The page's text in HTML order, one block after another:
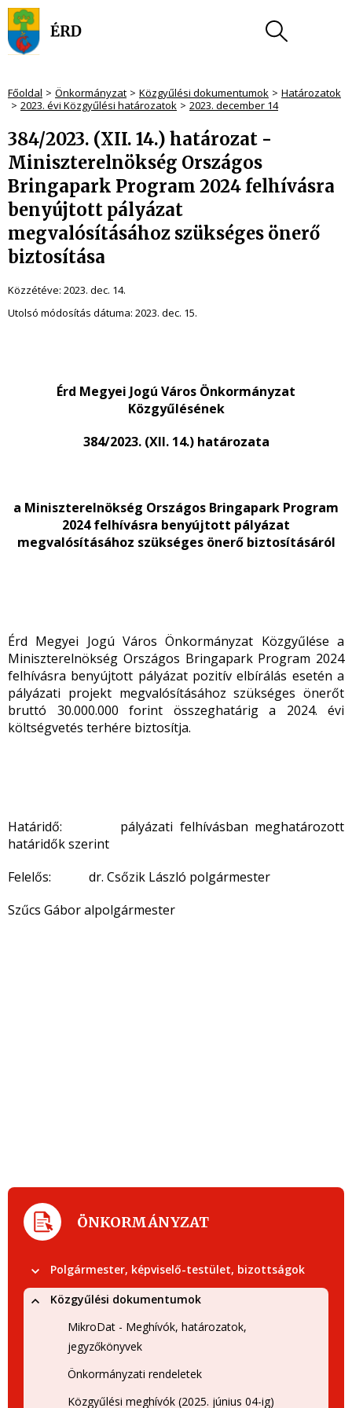
Főoldal Önkormányzat Közgyűlési dokumentumok
Határozatok
2023. évi Közgyűlési határozatok
2023. december 14
384/2023. (XII. 14.) határozat -
Miniszterelnökség Országos
Bringapark Program 2024 felhívásra
benyújtott pályázat
megvalósításához szükséges önerő
biztosítása
Közzétéve: 2023. dec. 14.
Utolsó módosítás dátuma: 2023. dec. 15.
Érd Megyei Jogú Város Önkormányzat
Közgyűlésének
384/2023. (XII. 14.) határozata
a Miniszterelnökség Országos Bringapark Program
2024 felhívásra benyújtott pályázat
megvalósításához szükséges önerő biztosításáról
Érd Megyei Jogú Város Önkormányzat Közgyűlése a
Miniszterelnökség Országos Bringapark Program 2024
felhívásra benyújtott pályázat pozitív elbírálás esetén a
pályázati projekt megvalósításához szükséges önerőt
bruttó 30.000.000 forint összeghatárig a 2024. évi
költségvetés terhére biztosítja.
Határidő: pályázati felhívásban meghatározott
határidők szerint
Felelős: dr. Csőzik László polgármester
Szűcs Gábor alpolgármester
ÖNKORMÁNYZAT
Polgármester, képviselő-testület, bizottságok
Közgyűlési dokumentumok
MikroDat - Meghívók, határozatok,
jegyzőkönyvek
Önkormányzati rendeletek
Közgyűlési meghívók (2025. június 04-ig)